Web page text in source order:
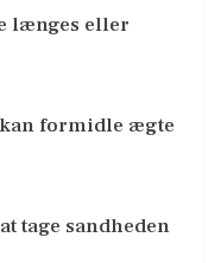
længes eller
kan formidle ægte
tage sandheden